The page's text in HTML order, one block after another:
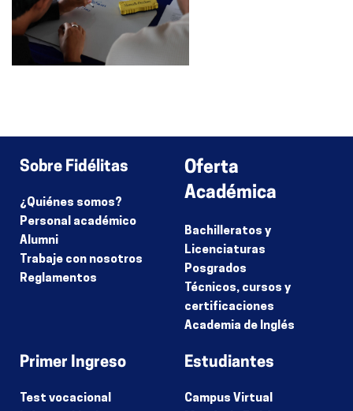
Sobre Fidélitas
¿Quiénes somos?
Personal académico
Alumni
Trabaje con nosotros
Reglamentos
Oferta
Académica
Bachilleratos y
Licenciaturas
Posgrados
Técnicos, cursos y
certificaciones
Academia de Inglés
Primer Ingreso
Test vocacional
Estudiantes
Campus Virtual